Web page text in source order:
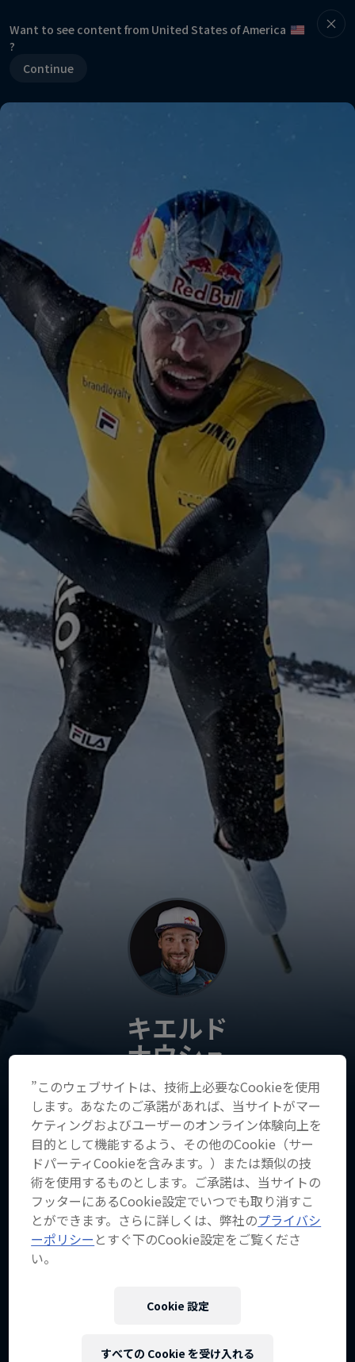
Want to see content from United States of America
?
Continue
キエルド
ナウシュ
オランダ · スピードスケート
2014年の世界王座獲得以来、数多
のビッグイベントでトロフィーを獲
得してきたオランダ人中距離スピー
ドスケーター
”このウェブサイトは、技術上必要なCookieを使用
します。あなたのご承諾があれば、当サイトがマー
ケティングおよびユーザーのオンライン体験向上を
目的として機能するよう、その他のCookie（サー
ドパーティCookieを含みます。）または類似の技
術を使用するものとします。ご承諾は、当サイトの
フッターにあるCookie設定でいつでも取り消すこ
とができます。さらに詳しくは、弊社のプライバシ
ーポリシー とすぐ下のCookie設定をご覧くださ
い。
Cookie 設定
すべての Cookie を受け入れる